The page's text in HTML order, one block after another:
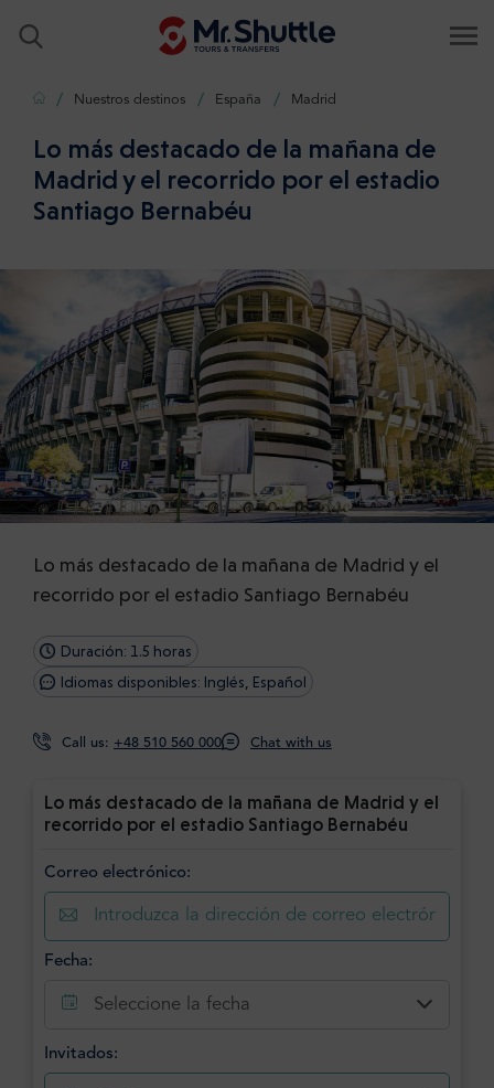
InicioNuestros destinos España Madrid
Lo más destacado de la mañana de
Madrid y el recorrido por el estadio
Santiago Bernabéu
Lo más destacado de la mañana de Madrid y el
recorrido por el estadio Santiago Bernabéu
Duración: 1.5 horas
Idiomas disponibles: Inglés, Español
Call us: +48 510 560 000 Chat with us
Lo más destacado de la mañana de Madrid y el
recorrido por el estadio Santiago Bernabéu
Correo electrónico:
Fecha:
Seleccione la fecha
Invitados: